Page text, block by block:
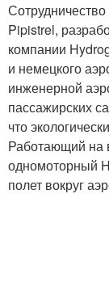
Pipistrel,
компании
и немецкого
инженерной
пассажирских
что
Работающий на
одномоторный
полет вокруг